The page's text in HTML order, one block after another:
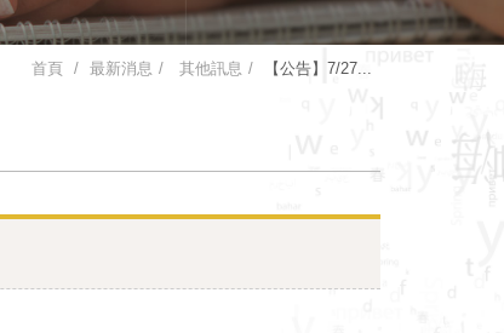
首頁 最新消息 其他訊息 【公告】7/27...